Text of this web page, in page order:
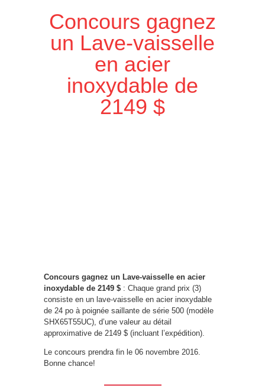
Concours gagnez
un Lave-vaisselle
en acier
inoxydable de
2149 $
Concours gagnez un Lave-vaisselle en acier
inoxydable de 2149 $ : Chaque grand prix (3)
consiste en un lave-vaisselle en acier inoxydable
de 24 po à poignée saillante de série 500 (modèle
SHX65T55UC), d’une valeur au détail
approximative de 2149 $ (incluant l’expédition).
Le concours prendra fin le 06 novembre 2016.
Bonne chance!